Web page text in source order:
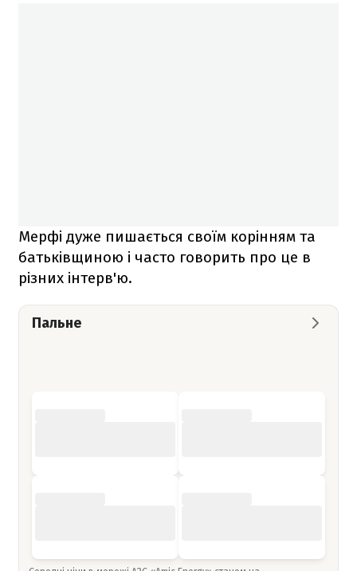
Мерфі дуже пишається своїм корінням та
батьківщиною і часто говорить про це в
різних інтерв'ю.
Пальне